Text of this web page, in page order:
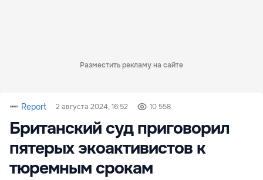
Разместить рекламу на сайте
Report 2 августа 2024, 16:52 10 558
Британский суд приговорил
пятерых экоактивистов к
тюремным срокам